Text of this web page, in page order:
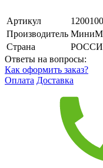
Артикул
Производитель
Страна
Ответы на вопросы:
Как оформить заказ?
Оплата Доставка